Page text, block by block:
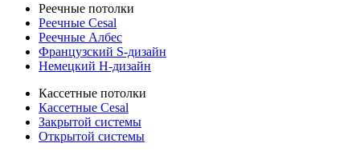
Реечные потолки
Реечные Cesal
Реечные Албес
Французский S-дизайн
Немецкий H-дизайн
Кассетные потолки
Кассетные Cesal
Закрытой системы
Открытой системы